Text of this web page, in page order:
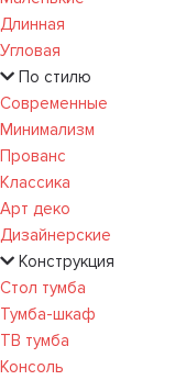
Длинная
Угловая
По стилю
Современные
Минимализм
Прованс
Классика
Арт деко
Дизайнерские
Конструкция
Стол тумба
Тумба-шкаф
ТВ тумба
Консоль